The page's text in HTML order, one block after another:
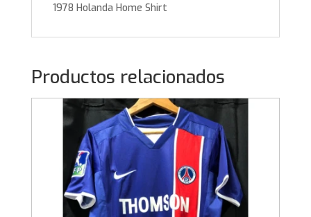
1978 Holanda Home Shirt
Productos relacionados